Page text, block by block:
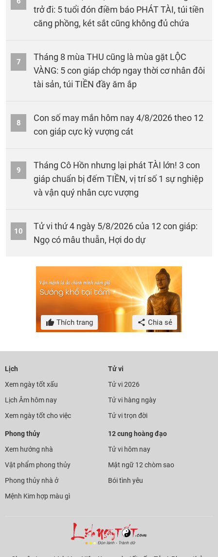
trở đi: 5 tuổi đón điềm báo PHÁT TÀI, túi tiền
căng phồng, két sắt cũng không đủ chứa
7
Tháng 8 mùa THU cũng là mùa gặt LỘC
VÀNG: 5 con giáp chớp ngay thời cơ nhân đôi
tài sản, túi TIỀN đầy ăm ắp
8
Con số may mắn hôm nay 4/8/2026 theo 12
con giáp cực kỳ vượng cát
9
Tháng Cô Hồn nhưng lại phát TÀI lớn! 3 con
giáp chuẩn bị đếm TIỀN, vị trí số 1 sự nghiệp
và vận quý nhân cực vượng
10
Tử vi thứ 4 ngày 5/8/2026 của 12 con giáp:
Ngọ có mâu thuẫn, Hợi do dự
Thích trang Chia sẻ
Lịch
Xem ngày tốt xấu
Lịch Âm hôm nay
Xem ngày tốt cho việc
Tử vi
Tử vi 2026
Tử vi hàng ngày
Tử vi trọn đời
Phong thủy
Xem hướng nhà
Vật phẩm phong thủy
Phong thủy nhà ở
Mệnh Kim hợp màu gì
12 cung hoàng đạo
Tử vi hôm nay
Mật ngữ 12 chòm sao
Bói tình yêu